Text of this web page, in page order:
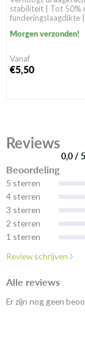
stabiliteit | Tot 50%
funderingslaagdikte |
natuurlijke gronden
Morgen verzonden!
Vanaf
€5,50
Reviews
0,0 / 5
Beoordeling
5 sterren
4 sterren
3 sterren
2 sterren
1 sterren
Review schrijven
Alle reviews
Er zijn nog geen